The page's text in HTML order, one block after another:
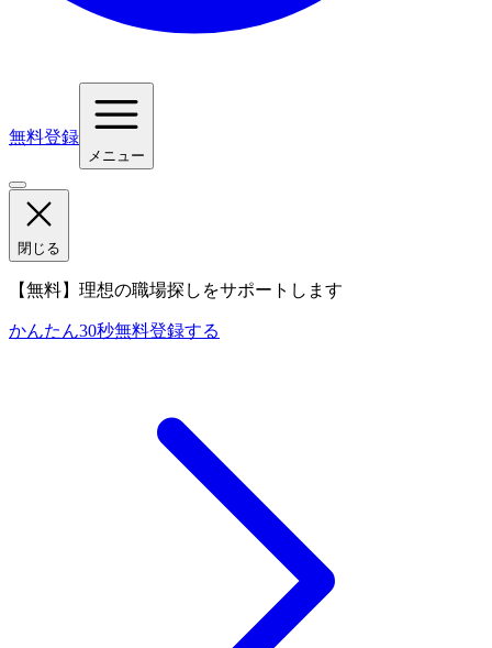
無料登録
メニュー
閉じる
【無料】理想の職場探しをサポートします
かんたん30秒無料登録する